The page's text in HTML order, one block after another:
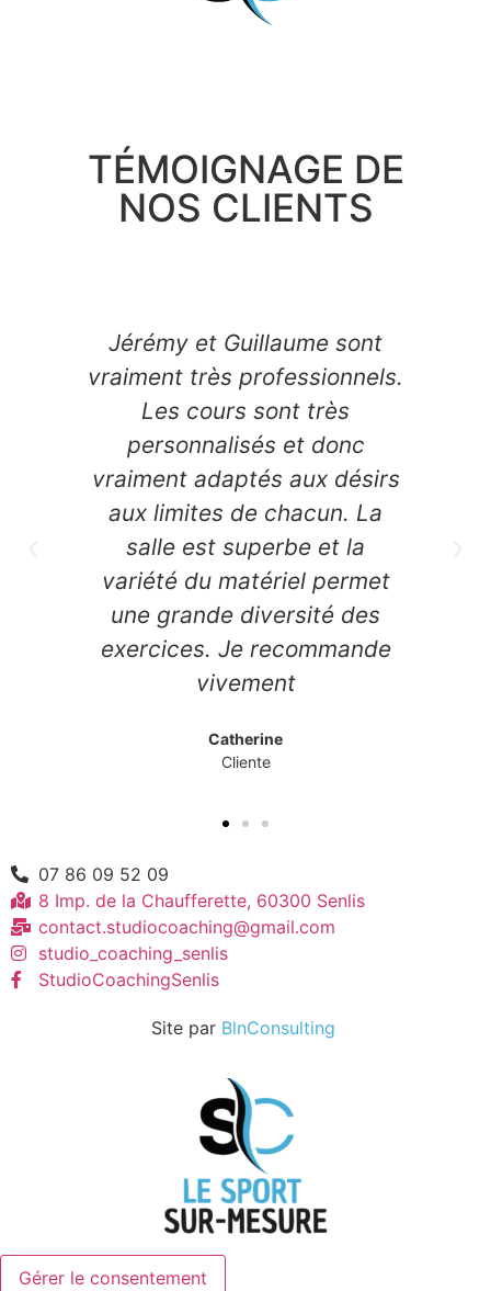
TÉMOIGNAGE DE
NOS CLIENTS
Jérémy et Guillaume sont
vraiment très professionnels.
Les cours sont très
personnalisés et donc
vraiment adaptés aux désirs
aux limites de chacun. La
salle est superbe et la
variété du matériel permet
une grande diversité des
exercices. Je recommande
vivement
Catherine
Cliente
07 86 09 52 09
8 Imp. de la Chaufferette, 60300 Senlis
contact.studiocoaching@gmail.com
studio_coaching_senlis
StudioCoachingSenlis
Site par BlnConsulting
Gérer le consentement